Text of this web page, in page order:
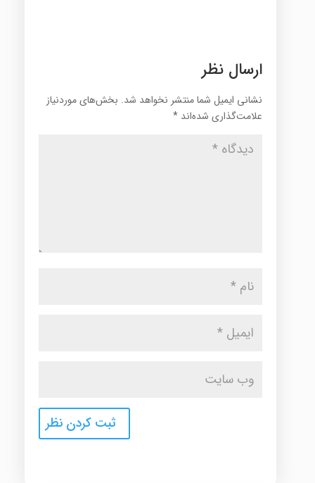
ارسال نظر
نشانی ایمیل شما منتشر نخواهد شد. بخش‌های موردنیاز
علامت‌گذاری شده‌اند *